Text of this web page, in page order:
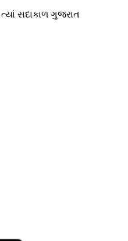
સદાકાળ ગુજરાત